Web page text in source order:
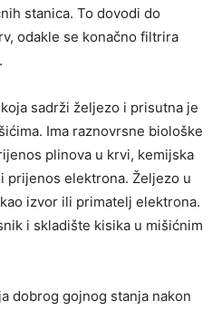
stanica. To dovodi do
odakle se konačno filtrira
sadrži željezo i prisutna je
Ima raznovrsne biološke
plinova u krvi, kemijska
prijenos elektrona. Željezo u
izvor ili primatelj elektrona.
i skladište kisika u mišićnim
dobrog gojnog stanja nakon